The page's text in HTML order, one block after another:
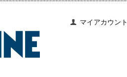
マイアカウント